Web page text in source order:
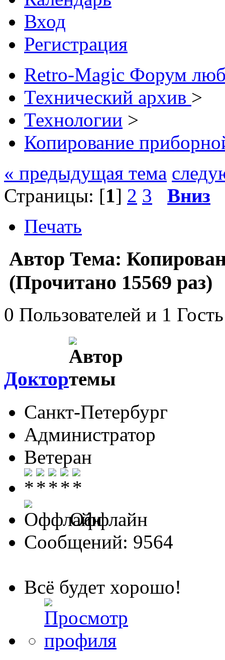
Вход
Регистрация
Retro-Magic Форум
Технический архив >
Технологии >
Копирование
« предыдущая тема
Страницы: [1] 2 3
Вниз
Печать
Автор Тема:
(Прочитано 15569 раз)
0 Пользователей и 1
Доктор
Санкт-Петербург
Администратор
Ветеран
Оффлайн
Сообщений: 9564
Всё будет хорошо!